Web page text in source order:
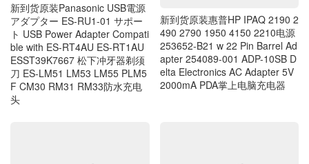
新到货原装Panasonic USB電源
アダプター ES-RU1-01 サポー
ト USB Power Adapter Compati
ble with ES-RT4AU ES-RT1AU
ESST39K7667 松下冲牙器剃须
刀 ES-LM51 LM53 LM55 PLM5
F CM30 RM31 RM33防水充电
头
490 2790 1950 4150 2210电源
253652-B21 w 22 Pin Barrel Ad
apter 254089-001 ADP-10SB D
elta Electronics AC Adapter 5V
2000mA PDA掌上电脑充电器